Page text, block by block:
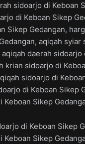
sidoarjo di Keboan
di Keboan Sikep
Sikep Gedangan,
aqiqah syiar
aqiqah daerah sidoarjo
krian sidoarjo di
sidoarjo di
di Keboan Sikep
Keboan Sikep
di Keboan Sikep
Keboan Sikep